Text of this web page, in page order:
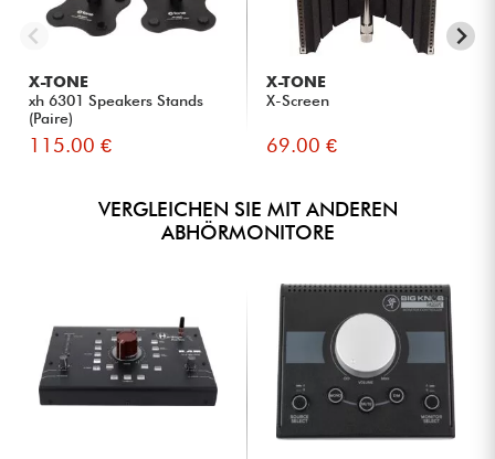
X-TONE
xh 6301 Speakers Stands
(Paire)
115.00 €
X-TONE
X-Screen
69.00 €
VERGLEICHEN SIE MIT ANDEREN
ABHÖRMONITORE